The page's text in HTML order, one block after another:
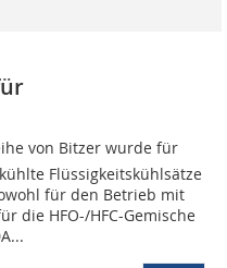
von Bitzer wurde für
Flüssigkeitskühlsätze
für den Betrieb mit
die HFO-/HFC-Gemische